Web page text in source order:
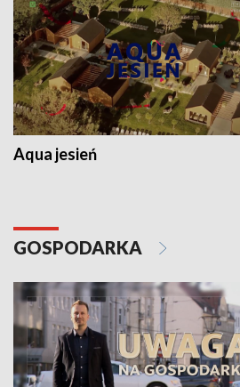
Aqua jesień
GOSPODARKA